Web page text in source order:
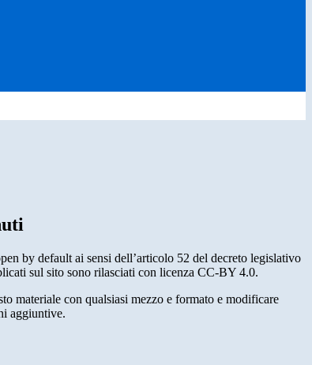
by default ai sensi dell’articolo 52 del decreto legislativo
sul sito sono rilasciati con licenza CC-BY 4.0.
materiale con qualsiasi mezzo e formato e modificare
aggiuntive.